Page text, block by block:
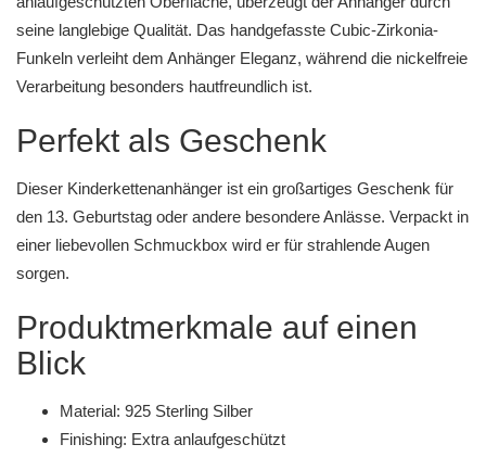
seine langlebige Qualität. Das handgefasste Cubic-Zirkonia-
Funkeln verleiht dem Anhänger Eleganz, während die nickelfreie
Verarbeitung besonders hautfreundlich ist.
Perfekt als Geschenk
Dieser Kinderkettenanhänger ist ein großartiges Geschenk für
den 13. Geburtstag oder andere besondere Anlässe. Verpackt in
einer liebevollen Schmuckbox wird er für strahlende Augen
sorgen.
Produktmerkmale auf einen
Blick
Material: 925 Sterling Silber
Finishing: Extra anlaufgeschützt